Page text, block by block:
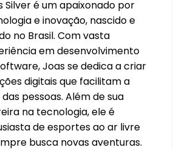
Silver é um apaixonado por
e inovação, nascido e
no Brasil. Com vasta
em desenvolvimento
Joas se dedica a criar
digitais que facilitam a
pessoas. Além de sua
na tecnologia, ele é
de esportes ao ar livre
busca novas aventuras.